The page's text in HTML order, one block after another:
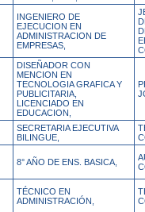
INGENIERO DE
EJECUCION EN
ADMINISTRACION DE
EMPRESAS,
DISEÑADOR CON
MENCION EN
TECNOLOGIA GRAFICA Y
PUBLICITARIA,
LICENCIADO EN
EDUCACION,
SECRETARIA EJECUTIVA
BILINGUE,
8° AÑO DE ENS. BASICA,
TÉCNICO EN
ADMINISTRACIÓN,